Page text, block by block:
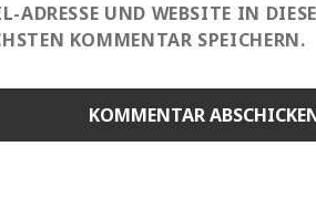
ADRESSE UND WEBSITE IN
KOMMENTAR SPEICHERN.